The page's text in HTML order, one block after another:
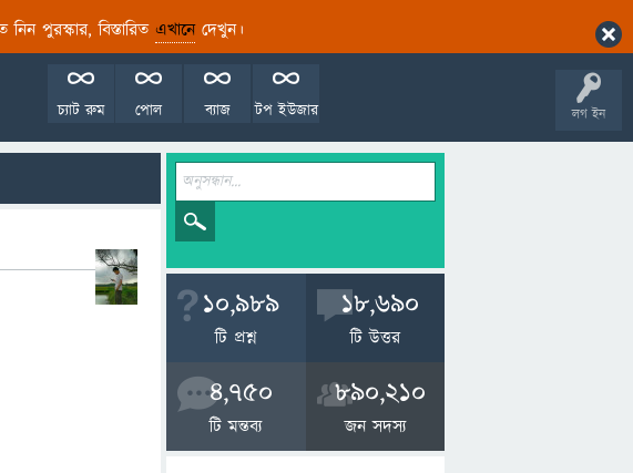
নিন পুরস্কার, বিস্তারিত এখানেদেখুন।
লগ ইন
টপ ইউজার
ব্যাজ
পোল
চ্যাট রুম
10,989
টি প্রশ্ন
18,690
টি উত্তর
4,750
টি মন্তব্য
890,210
জন সদস্য